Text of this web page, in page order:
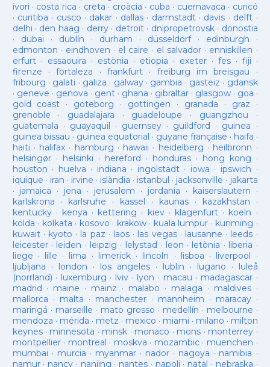
ivori · costa rica · creta · croàcia · cuba · cuernavaca · curicó
· curitiba · cusco · dakar · dallas · darmstadt· davis · delft ·
delhi · den haag · derry· detroit· dnipropetrovsk· donostia
· dubai · dublín · durham · düsseldorf· edinburgh ·
edmonton · eindhoven · el caire · el salvador · enniskillen ·
erfurt· essaouira · estònia · etiopia · exeter· fes· fiji ·
firenze ·fortaleza · frankfurt· freiburg im breisgau ·
fribourg · galati · galiza · galway· gambia · gasteiz · gdansk
· geneve · genova · gent· ghana · gibraltar· glasgow· goa ·
gold coast · goteborg · gottingen · granada · graz ·
grenoble · guadalajara · guadeloupe · guangzhou ·
guatemala · guayaquil · guernsey· guildford · guinea ·
guinea bissau · guinea equatorial · guyane française · haifa ·
haiti · halifax · hamburg · hawaii · heidelberg · heilbronn ·
helsingør· helsinki · hereford · honduras· hong kong ·
houston · huelva · indiana · ingolstadt· iowa · ipswich ·
iquique · iran · irvine · islàndia · istanbul · jacksonville · jakarta
· jamaica · jena · jerusalem · jordania · kaiserslautern ·
karlskrona · karlsruhe · kassel · kaunas· kazakhstan ·
kentucky· kenya · kettering · kiev· klagenfurt · koeln ·
kolda · kolkata · kosovo · krakow· kuala lumpur · kunming ·
kuwait· kyoto · la paz · laos· las vegas· lausanne · leeds ·
leicester· leiden · leipzig · lelystad · leon · letònia · liberia ·
liege · lille · lima · limerick· lincoln · lisboa · liverpool ·
ljubljana · london · los angeles· lublin · lugano · luleå
(norrland) · luxemburg · lviv · lyon · macau · madagascar·
madrid · maine · mainz · malabo · malaga · maldives·
mallorca · malta · manchester· mannheim · maracay·
maringá · marseille · mato grosso · medellín · melbourne ·
mendoza · mérida · metz · mexico · miami · milano · milton
keynes· minnesota · minsk · monaco · mons · monterrey ·
montpellier· montreal · moskva · mozambic· muenchen ·
mumbai · murcia · myanmar· nador · nagoya · namibia ·
namur· nancy · nanjing · nantes · napoli · natal · nebraska ·